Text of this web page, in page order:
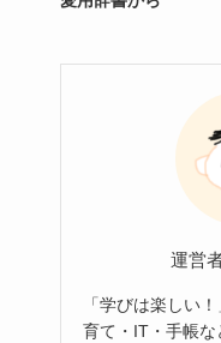
運営
「学びは楽しい
育て・IT・手帳な